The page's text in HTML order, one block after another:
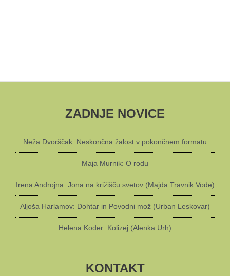
ZADNJE NOVICE
Neža Dvorščak: Neskončna žalost v pokončnem formatu
Maja Murnik: O rodu
Irena Androjna: Jona na križišču svetov (Majda Travnik Vode)
Aljoša Harlamov: Dohtar in Povodni mož (Urban Leskovar)
Helena Koder: Kolizej (Alenka Urh)
KONTAKT